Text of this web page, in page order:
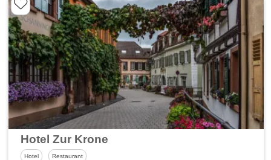
Hotel Zur Krone
Hotel Restaurant